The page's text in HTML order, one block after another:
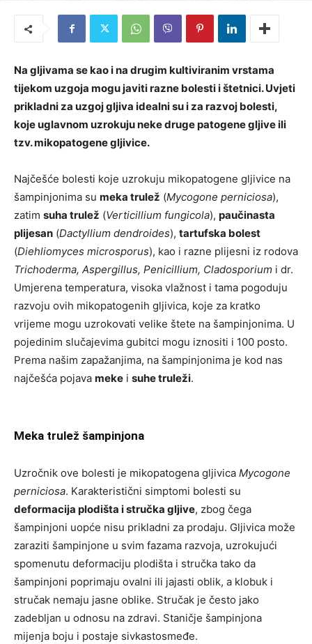
Na gljivama se kao i na drugim kultiviranim vrstama
tijekom uzgoja mogu javiti razne bolesti i štetnici. Uvjeti
prikladni za uzgoj gljiva idealni su i za razvoj bolesti,
koje uglavnom uzrokuju neke druge patogene gljive ili
tzv. mikopatogene gljivice.
Najčešće bolesti koje uzrokuju mikopatogene gljivice na
šampinjonima su meka trulež (Mycogone perniciosa),
zatim suha trulež (Verticillium fungicola), paučinasta
plijesan (Dactyllium dendroides), tartufska bolest
(Diehliomyces microsporus), kao i razne plijesni iz rodova
Trichoderma, Aspergillus, Penicillium, Cladosporium i dr.
Umjerena temperatura, visoka vlažnost i tama pogoduju
razvoju ovih mikopatogenih gljivica, koje za kratko
vrijeme mogu uzrokovati velike štete na šampinjonima. U
pojedinim slučajevima gubitci mogu iznositi i 100 posto.
Prema našim zapažanjima, na šampinjonima je kod nas
najčešća pojava meke i suhe truleži.
Meka trulež šampinjona
Uzročnik ove bolesti je mikopatogena gljivica Mycogone
perniciosa. Karakteristični simptomi bolesti su
deformacija plodišta i stručka gljive, zbog čega
šampinjoni uopće nisu prikladni za prodaju. Gljivica može
zaraziti šampinjone u svim fazama razvoja, uzrokujući
spomenutu deformaciju plodišta i stručka tako da
šampinjoni poprimaju ovalni ili jajasti oblik, a klobuk i
stručak nemaju jasne oblike. Stručak je često jako
zadebljan u odnosu na zdravi. Staničje šampinjona
mijenja boju i postaje sivkastosmeđe.